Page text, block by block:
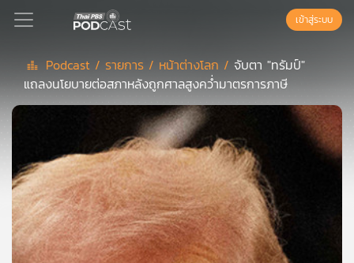
Podcast
ย์
ลิ
สต์
แนะนำ
เข้าสู่ระบบ
Podcast / รายการ / หน้าต่างโลก / จับตา "ทรัมป์"
แถลงนโยบายต่อสภาหลังถูกศาลสูงคว่ำมาตรการภาษี